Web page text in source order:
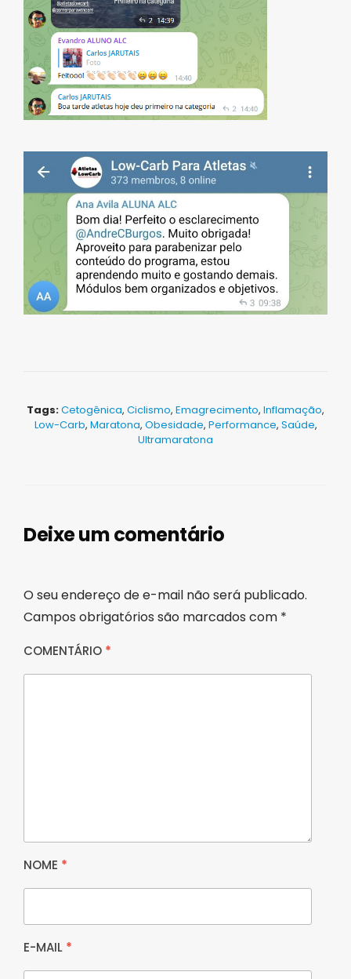
Tags:Cetogênica, Ciclismo, Emagrecimento, Inflamação,
Low-Carb, Maratona, Obesidade, Performance, Saúde,
Ultramaratona
Deixe um comentário
O seu endereço de e-mail não será publicado.
Campos obrigatórios são marcados com *
COMENTÁRIO *
NOME *
E-MAIL *